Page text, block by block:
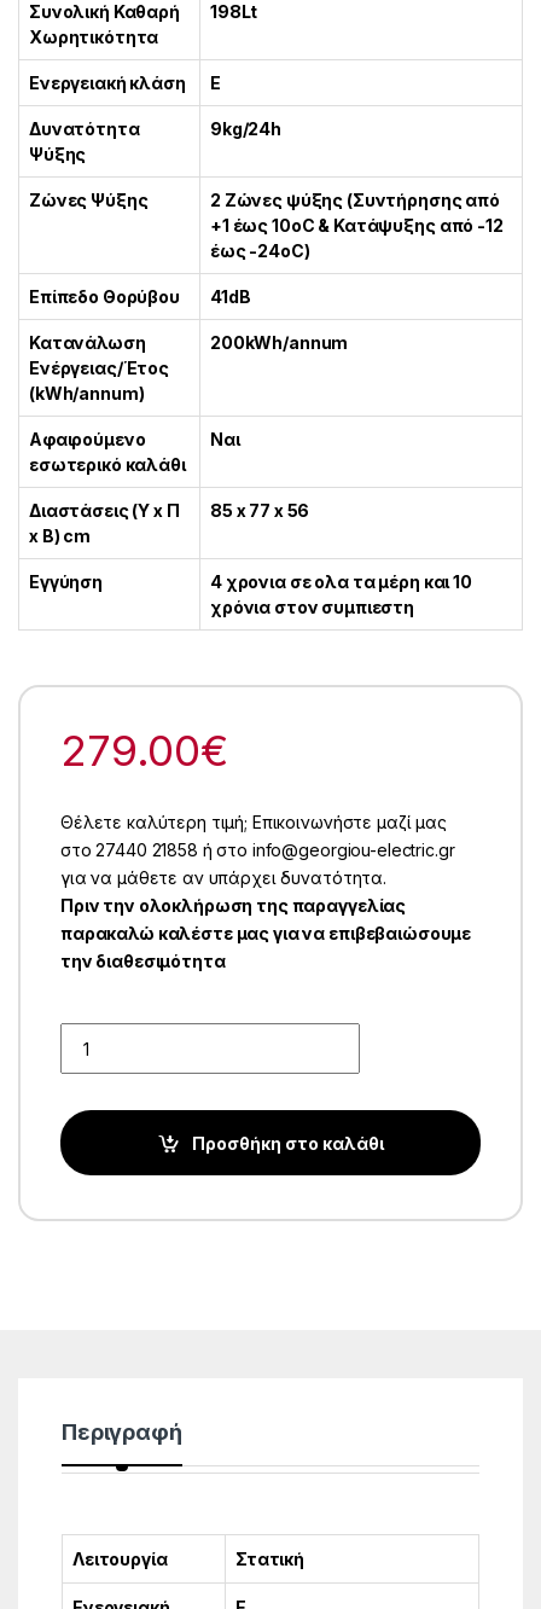
Συνολική Καθαρή
Χωρητικότητα
198Lt
Ενεργειακή κλάση E
Δυνατότητα
Ψύξης
9kg/24h
Ζώνες Ψύξης
2 Ζώνες ψύξης (Συντήρησης από
+1 έως 10οC & Κατάψυξης από -12
έως -24οC)
Επίπεδο Θορύβου 41dB
Κατανάλωση
Ενέργειας/Έτος
(kWh/annum)
200kWh/annum
Αφαιρούμενο
εσωτερικό καλάθι
Ναι
Διαστάσεις (Υ x Π
x Β) cm
85 x 77 x 56
Εγγύηση
4 χρονια σε ολα τα μέρη και 10
χρόνια στον συμπιεστη
279.00€
Θέλετε καλύτερη τιμή; Επικοινωνήστε μαζί μας
στο 27440 21858 ή στο info@georgiou-electric.gr
για να μάθετε αν υπάρχει δυνατότητα.
Πριν την ολοκλήρωση της παραγγελίας
παρακαλώ καλέστε μας για να επιβεβαιώσουμε
την διαθεσιμότητα
Προσθήκη στο καλάθι
Περιγραφή
Λειτουργία Στατική